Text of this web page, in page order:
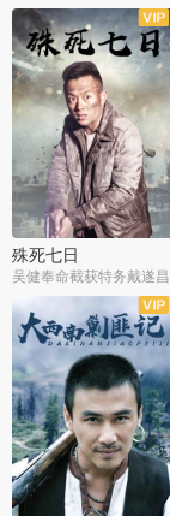
全34集
殊死七日
吴健奉命截获特务戴遂昌